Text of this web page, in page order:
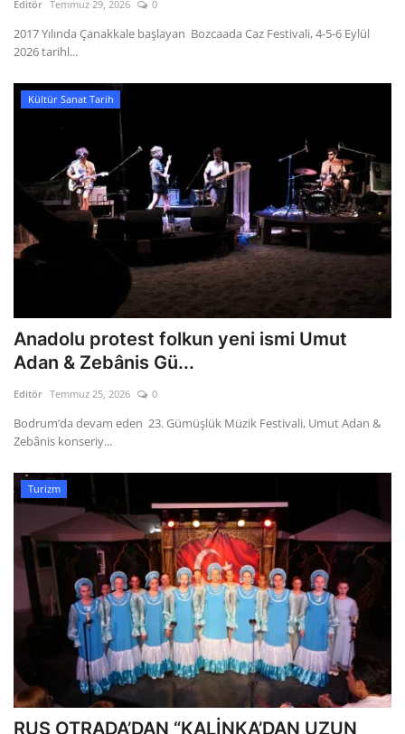
Editör Temmuz 29, 2026 0
2017 Yılında Çanakkale başlayan Bozcaada Caz Festivali, 4-5-6 Eylül
2026 tarihl...
Kültür Sanat Tarih
Anadolu protest folkun yeni ismi Umut
Adan & Zebânis Gü...
Editör Temmuz 25, 2026 0
Bodrum’da devam eden 23. Gümüşlük Müzik Festivali, Umut Adan &
Zebânis konseriy...
Turizm
RUS OTRADA’DAN “KALİNKA’DAN UZUN